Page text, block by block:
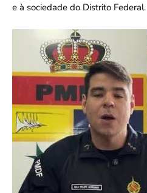
e à sociedade do Distrito Federal.